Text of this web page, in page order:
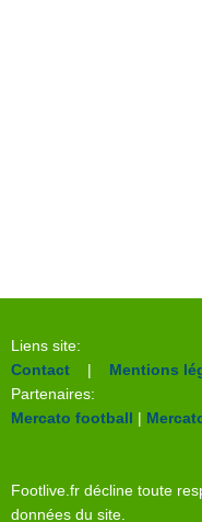
Liens site:
Contact | Mentions
Partenaires:
Mercato football |
Footlive.fr décline toute
données du site.